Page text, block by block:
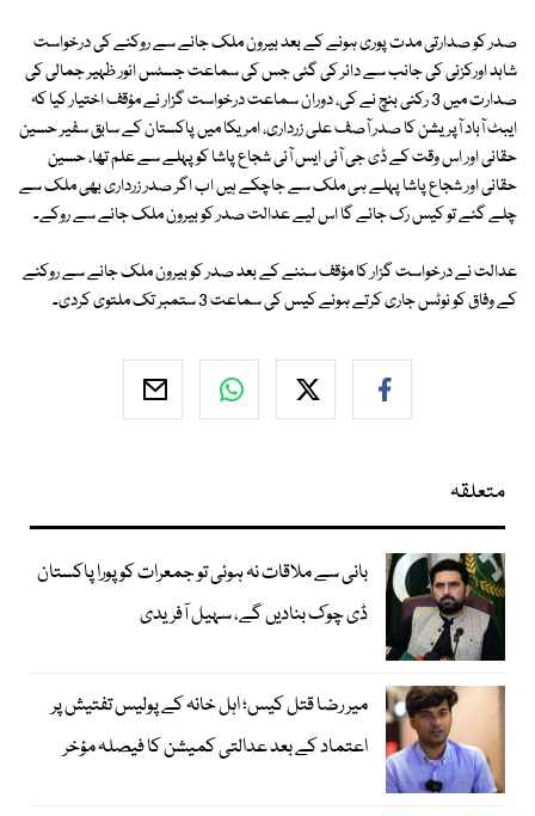
صدر کو صدارتی مدت پوری ہونے کے بعد بیرون ملک جانے سے روکنے کی درخواست
شاہد اورکزئی کی جانب سے دائر کی گئی جس کی سماعت جسٹس انور ظہیر جمالی کی
صدارت میں 3 رکنی بنچ نے کی، دوران سماعت درخواست گزار نے مؤقف اختیار کیا کہ
ایبٹ آباد آپریشن کا صدر آصف علی زرداری، امریکا میں پاکستان کے سابق سفیر حسین
حقانی اور اس وقت کے ڈی جی آئی ایس آئی شجاع پاشا کو پہلے سے علم تھا، حسین
حقانی اور شجاع پاشا پہلے ہی ملک سے جاچکے ہیں اب اگر صدر زرداری بھی ملک سے
چلے گئے تو کیس رک جائے گا اس لیے عدالت صدر کو بیرون ملک جانے سے روکے۔
عدالت نے درخواست گزار کا مؤقف سننے کے بعد صدر کو بیرون ملک جانے سے روکنے
کے وفاق کو نوٹس جاری کرتے ہوئے کیس کی سماعت 3 ستمبر تک ملتوی کردی۔
متعلقہ
بانی سے ملاقات نہ ہوئی تو جمعرات کو پورا پاکستان
ڈی چوک بنادیں گے، سہیل آفریدی
میر رضا قتل کیس؛ اہل خانہ کے پولیس تفتیش پر
اعتماد کے بعد عدالتی کمیشن کا فیصلہ مؤخر